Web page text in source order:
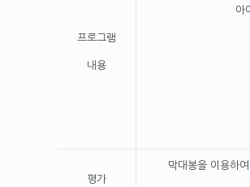
프로그램
내용
아
평가
막대봉을 이용하